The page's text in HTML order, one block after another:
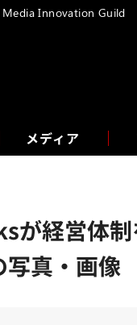
メディア
が経営体
真・画像
Media Innovation Guild